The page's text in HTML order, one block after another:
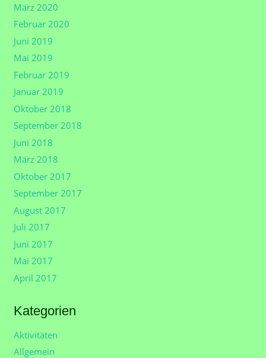
März 2020
Februar 2020
Juni 2019
Mai 2019
Februar 2019
Januar 2019
Oktober 2018
September 2018
Juni 2018
März 2018
Oktober 2017
September 2017
August 2017
Juli 2017
Juni 2017
Mai 2017
April 2017
Kategorien
Aktivitäten
Allgemein